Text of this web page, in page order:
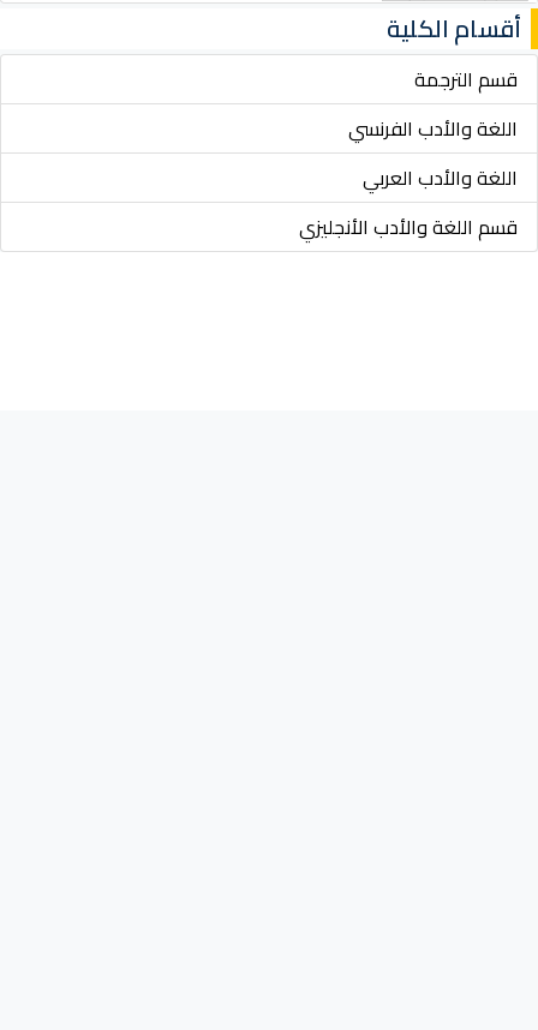
أقسام الكلية
قسم الترجمة
اللغة والأدب الفرنسي
اللغة والأدب العربي
قسم اللغة والأدب الأنجليزي